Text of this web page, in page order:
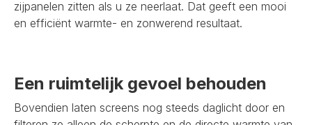
zijpanelen zitten als u ze neerlaat. Dat geeft een mooi
en efficiënt warmte- en zonwerend resultaat.
Een ruimtelijk gevoel behouden
Bovendien laten screens nog steeds daglicht door en